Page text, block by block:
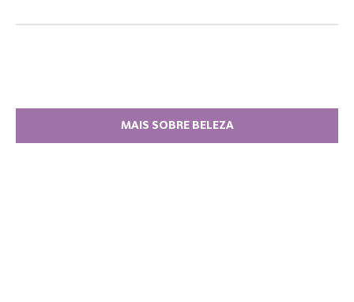
MAIS SOBRE BELEZA